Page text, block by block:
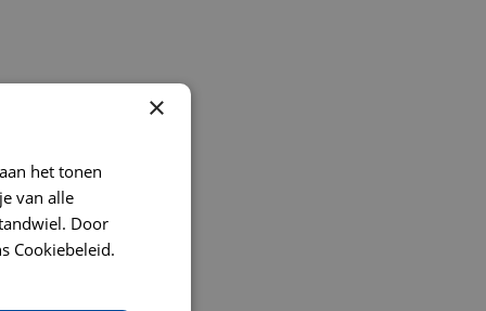
×
het tonen
van alle
Door
Cookiebeleid.